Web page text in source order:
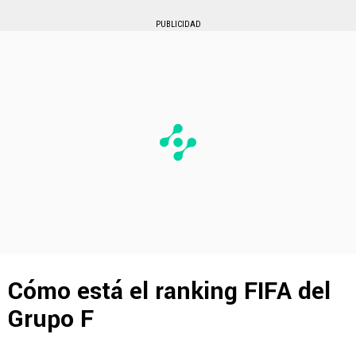
PUBLICIDAD
Cómo está el ranking FIFA del
Grupo F